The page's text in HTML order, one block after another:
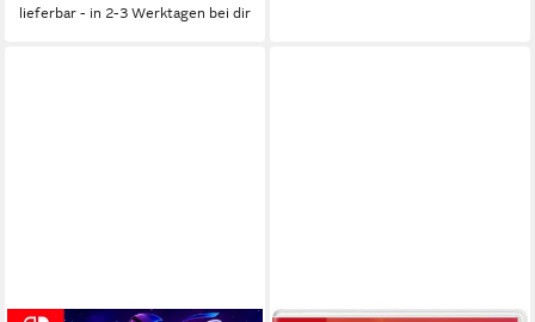
lieferbar - in 2-3 Werktagen bei dir